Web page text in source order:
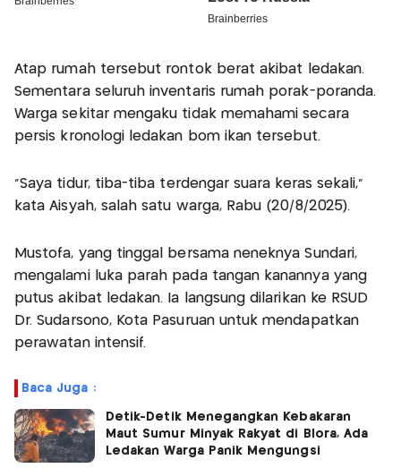
Atap rumah tersebut rontok berat akibat ledakan.
Sementara seluruh inventaris rumah porak-poranda.
Warga sekitar mengaku tidak memahami secara
persis kronologi ledakan bom ikan tersebut.
"Saya tidur, tiba-tiba terdengar suara keras sekali,"
kata Aisyah, salah satu warga, Rabu (20/8/2025).
Mustofa, yang tinggal bersama neneknya Sundari,
mengalami luka parah pada tangan kanannya yang
putus akibat ledakan. Ia langsung dilarikan ke RSUD
Dr. Sudarsono, Kota Pasuruan untuk mendapatkan
perawatan intensif.
Baca Juga :
Detik-Detik Menegangkan Kebakaran
Maut Sumur Minyak Rakyat di Blora, Ada
Ledakan Warga Panik Mengungsi